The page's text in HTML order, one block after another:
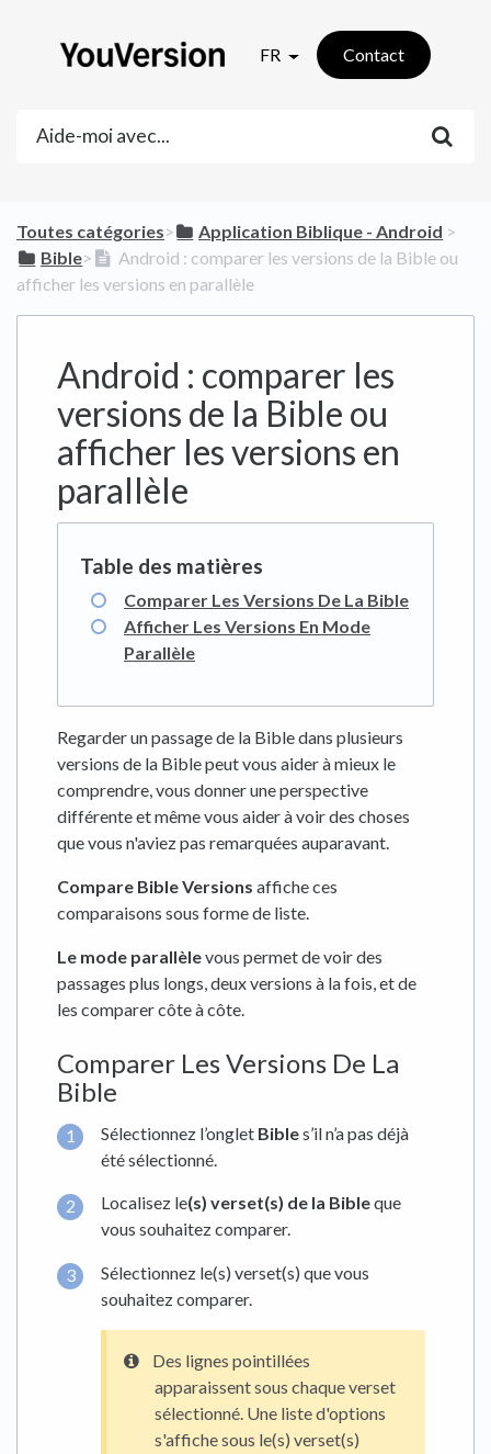
FR Contact
Toutes catégories​>​ ​Application Biblique - Android ​ > ​
​Bible​>​
Android : comparer les versions de la Bible ou
afficher les versions en parallèle
Android : comparer les
versions de la Bible ou
afficher les versions en
parallèle
Comparer Les Versions De La Bible
Afficher Les Versions En Mode
Parallèle
Regarder un passage de la Bible dans plusieurs
versions de la Bible peut vous aider à mieux le
comprendre, vous donner une perspective
différente et même vous aider à voir des choses
que vous n'aviez pas remarquées auparavant.
Compare Bible Versions affiche ces
comparaisons sous forme de liste.
Le mode parallèlevous permet de voir des
passages plus longs, deux versions à la fois, et de
les comparer côte à côte.
Comparer Les Versions De La
Bible
Sélectionnez l’onglet Bibles’il n’a pas déjà
été sélectionné.
Localisez le(s) verset(s) de la Bibleque
vous souhaitez comparer.
Sélectionnez le(s) verset(s) que vous
souhaitez comparer.
Des lignes pointillées
apparaissent sous chaque verset
sélectionné. Une liste d'options
s'affiche sous le(s) verset(s)